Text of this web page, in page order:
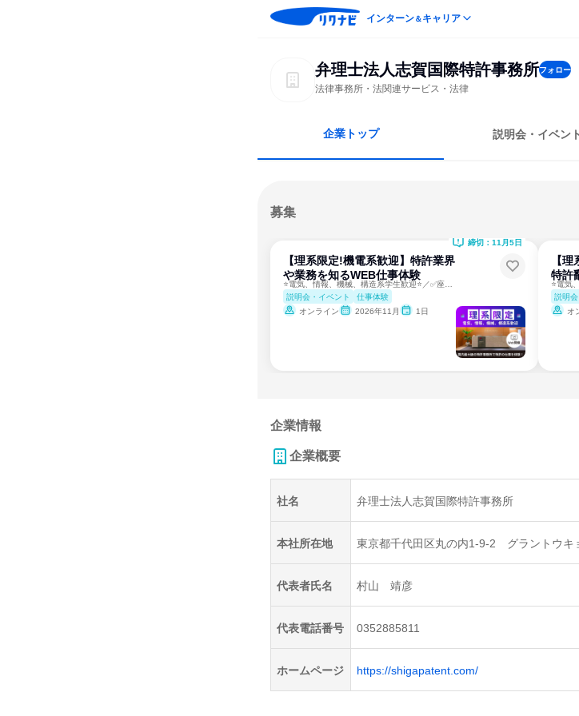
インターン＆キャリア
弁理士法人志賀国際特許事務所フォロー
法律事務所・法関連サービス・法律
企業トップ 説明会・イベント
募集
【理系限定!機電系歓迎】特許業界
や業務を知るWEB仕事体験
説明会・イベント
仕事体験
オンライン
2026年11月 1日
締切：11月5日
【
特許
説明
オ
企業情報
企業概要
社名 弁理士法人志賀国際特許事務所
本社所在地 東京都千代田区丸の内1-9-2 グラントウキ
代表者氏名 村山 靖彦
代表電話番号 0352885811
ホームページ https://shigapatent.com/